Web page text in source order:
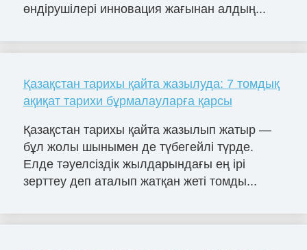
өндірушілері инновация жағынан алдың...
Қазақстан тарихы қайта жазылуда: 7 томдық
ақиқат тарихи бұрмалауларға қарсы
Қазақстан тарихы қайта жазылып жатыр —
бұл жолы шынымен де түбегейлі түрде.
Елде тәуелсіздік жылдарындағы ең ірі
зерттеу деп аталып жатқан жеті томды...